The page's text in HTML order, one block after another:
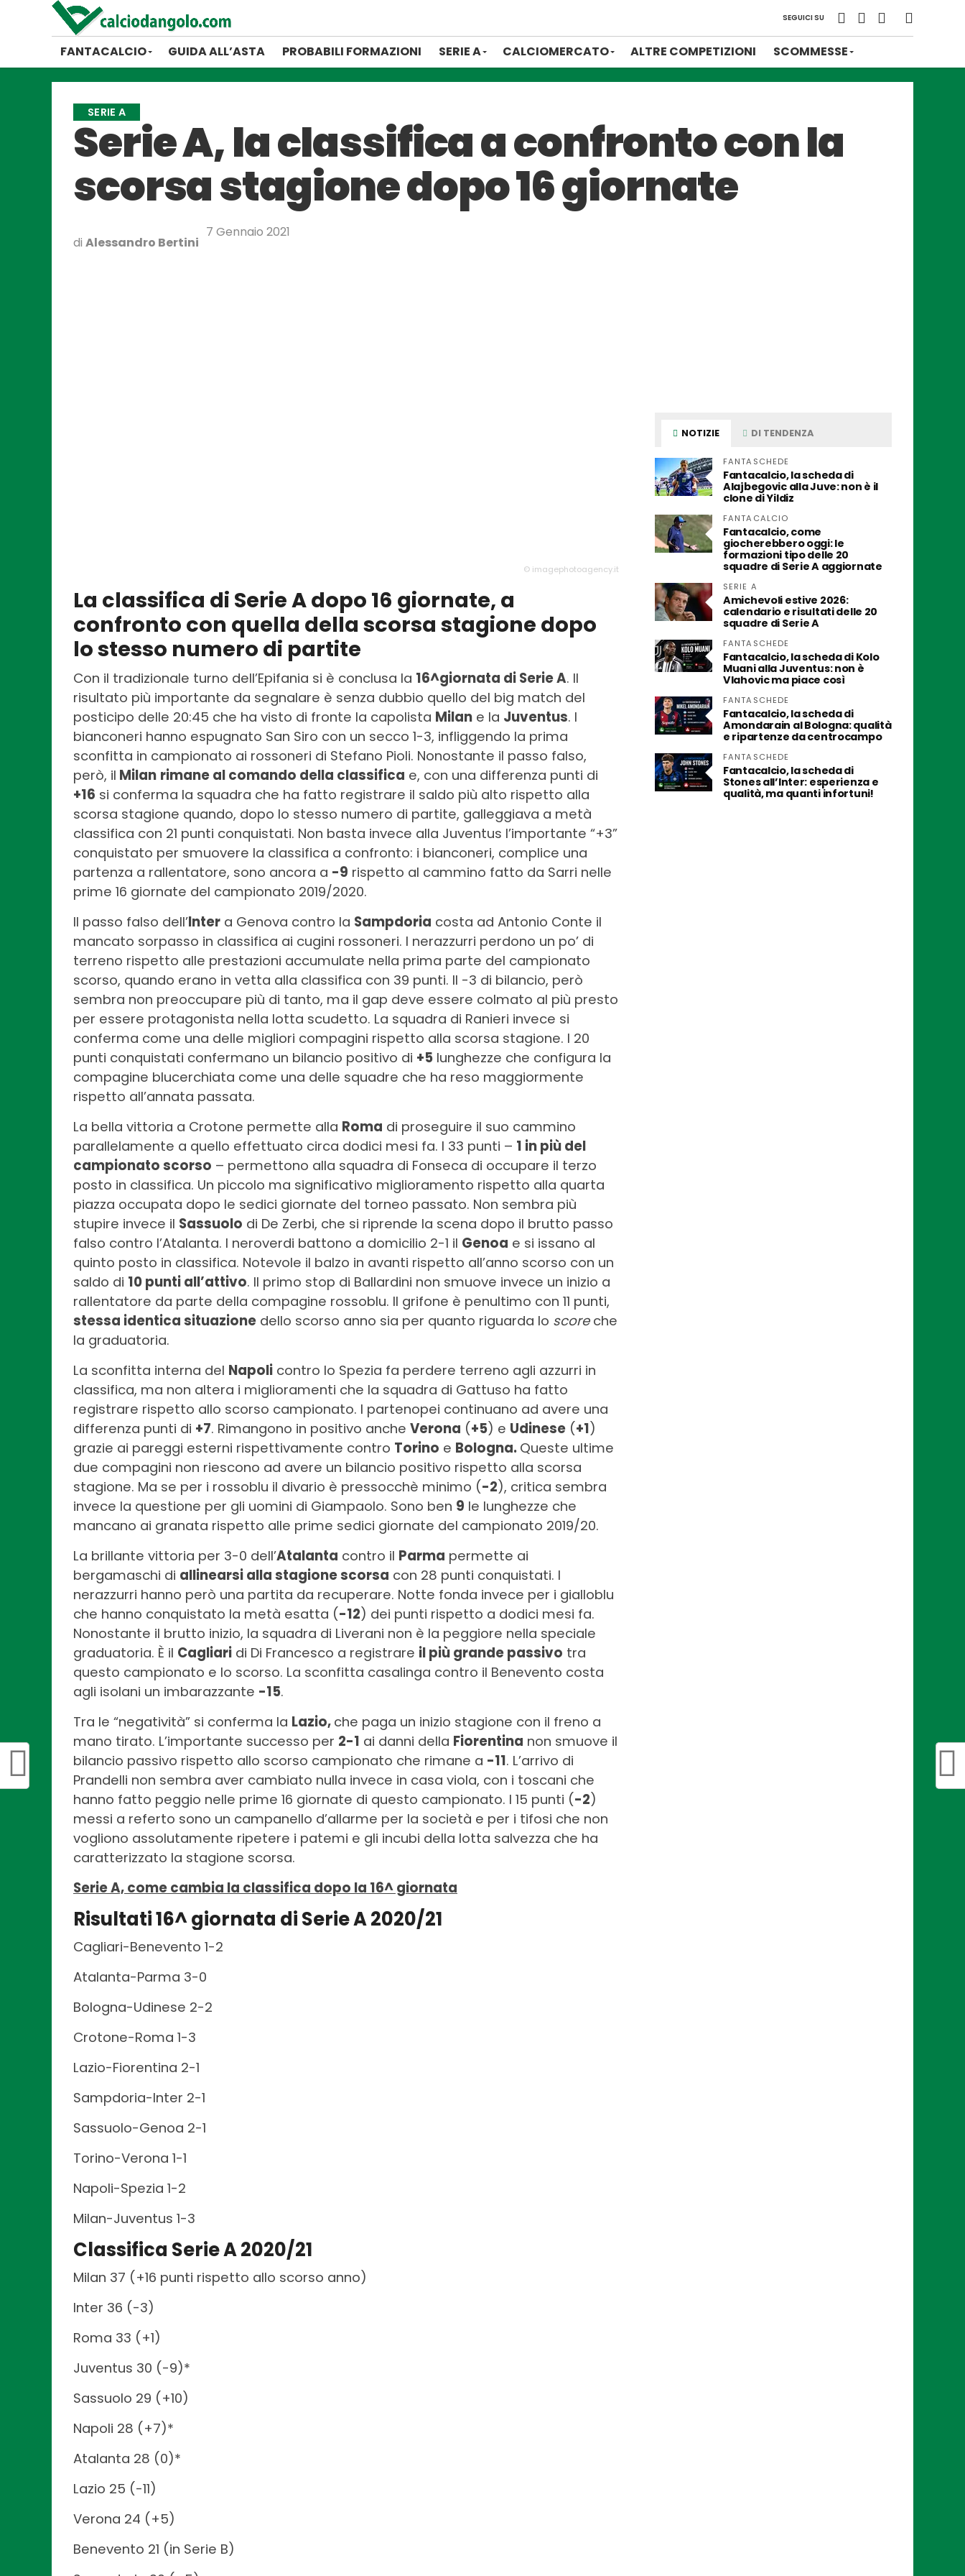
SEGUICI SU
FANTACALCIO GUIDA ALL’ASTA PROBABILI FORMAZIONI SERIE A CALCIOMERCATO ALTRE COMPETIZIONI SCOMMESSE
SERIE A
Serie A, la classifica a confronto con la
scorsa stagione dopo 16 giornate
di Alessandro Bertini
7 Gennaio 2021
© imagephotoagency.it
La classifica di Serie A dopo 16 giornate, a
confronto con quella della scorsa stagione dopo
lo stesso numero di partite
Con il tradizionale turno dell’Epifania si è conclusa la 16^giornata di Serie A. Il
risultato più importante da segnalare è senza dubbio quello del big match del
posticipo delle 20:45 che ha visto di fronte la capolista Milan e la Juventus. I
bianconeri hanno espugnato San Siro con un secco 1-3, infliggendo la prima
sconfitta in campionato ai rossoneri di Stefano Pioli. Nonostante il passo falso,
però, il Milan rimane al comando della classifica e, con una differenza punti di
+16 si conferma la squadra che ha fatto registrare il saldo più alto rispetto alla
scorsa stagione quando, dopo lo stesso numero di partite, galleggiava a metà
classifica con 21 punti conquistati. Non basta invece alla Juventus l’importante “+3”
conquistato per smuovere la classifica a confronto: i bianconeri, complice una
partenza a rallentatore, sono ancora a -9 rispetto al cammino fatto da Sarri nelle
prime 16 giornate del campionato 2019/2020.
Il passo falso dell’Inter a Genova contro la Sampdoria costa ad Antonio Conte il
mancato sorpasso in classifica ai cugini rossoneri. I nerazzurri perdono un po’ di
terreno rispetto alle prestazioni accumulate nella prima parte del campionato
scorso, quando erano in vetta alla classifica con 39 punti. Il -3 di bilancio, però
sembra non preoccupare più di tanto, ma il gap deve essere colmato al più presto
per essere protagonista nella lotta scudetto. La squadra di Ranieri invece si
conferma come una delle migliori compagini rispetto alla scorsa stagione. I 20
punti conquistati confermano un bilancio positivo di +5 lunghezze che configura la
compagine blucerchiata come una delle squadre che ha reso maggiormente
rispetto all’annata passata.
La bella vittoria a Crotone permette alla Roma di proseguire il suo cammino
parallelamente a quello effettuato circa dodici mesi fa. I 33 punti – 1 in più del
campionato scorso – permettono alla squadra di Fonseca di occupare il terzo
posto in classifica. Un piccolo ma significativo miglioramento rispetto alla quarta
piazza occupata dopo le sedici giornate del torneo passato. Non sembra più
stupire invece il Sassuolo di De Zerbi, che si riprende la scena dopo il brutto passo
falso contro l’Atalanta. I neroverdi battono a domicilio 2-1 il Genoa e si issano al
quinto posto in classifica. Notevole il balzo in avanti rispetto all’anno scorso con un
saldo di 10 punti all’attivo. Il primo stop di Ballardini non smuove invece un inizio a
rallentatore da parte della compagine rossoblu. Il grifone è penultimo con 11 punti,
stessa identica situazione dello scorso anno sia per quanto riguarda lo scoreche
la graduatoria.
La sconfitta interna del Napoli contro lo Spezia fa perdere terreno agli azzurri in
classifica, ma non altera i miglioramenti che la squadra di Gattuso ha fatto
registrare rispetto allo scorso campionato. I partenopei continuano ad avere una
differenza punti di +7. Rimangono in positivo anche Verona (+5) e Udinese (+1)
grazie ai pareggi esterni rispettivamente contro Torino e Bologna. Queste ultime
due compagini non riescono ad avere un bilancio positivo rispetto alla scorsa
stagione. Ma se per i rossoblu il divario è pressocchè minimo (-2), critica sembra
invece la questione per gli uomini di Giampaolo. Sono ben 9 le lunghezze che
mancano ai granata rispetto alle prime sedici giornate del campionato 2019/20.
La brillante vittoria per 3-0 dell’Atalanta contro il Parma permette ai
bergamaschi di allinearsi alla stagione scorsa con 28 punti conquistati. I
nerazzurri hanno però una partita da recuperare. Notte fonda invece per i gialloblu
che hanno conquistato la metà esatta (-12) dei punti rispetto a dodici mesi fa.
Nonostante il brutto inizio, la squadra di Liverani non è la peggiore nella speciale
graduatoria. È il Cagliari di Di Francesco a registrare il più grande passivo tra
questo campionato e lo scorso. La sconfitta casalinga contro il Benevento costa
agli isolani un imbarazzante -15.
Tra le “negatività” si conferma la Lazio, che paga un inizio stagione con il freno a
mano tirato. L’importante successo per 2-1 ai danni della Fiorentina non smuove il
bilancio passivo rispetto allo scorso campionato che rimane a -11. L’arrivo di
Prandelli non sembra aver cambiato nulla invece in casa viola, con i toscani che
hanno fatto peggio nelle prime 16 giornate di questo campionato. I 15 punti (-2)
messi a referto sono un campanello d’allarme per la società e per i tifosi che non
vogliono assolutamente ripetere i patemi e gli incubi della lotta salvezza che ha
caratterizzato la stagione scorsa.
Serie A, come cambia la classifica dopo la 16^ giornata
Risultati 16^ giornata di Serie A 2020/21
Cagliari-Benevento 1-2
Atalanta-Parma 3-0
Bologna-Udinese 2-2
Crotone-Roma 1-3
Lazio-Fiorentina 2-1
Sampdoria-Inter 2-1
Sassuolo-Genoa 2-1
Torino-Verona 1-1
Napoli-Spezia 1-2
Milan-Juventus 1-3
Classifica Serie A 2020/21
Milan 37 (+16 punti rispetto allo scorso anno)
Inter 36 (-3)
Roma 33 (+1)
Juventus 30 (-9)*
Sassuolo 29 (+10)
Napoli 28 (+7)*
Atalanta 28 (0)*
Lazio 25 (-11)
Verona 24 (+5)
Benevento 21 (in Serie B)
NOTIZIE DI TENDENZA
FANTASCHEDE
Fantacalcio, la scheda di
Alajbegovic alla Juve: non è il
clone di Yildiz
FANTACALCIO
Fantacalcio, come
giocherebbero oggi: le
formazioni tipo delle 20
squadre di Serie A aggiornate
SERIE A
Amichevoli estive 2026:
calendario e risultati delle 20
squadre di Serie A
FANTASCHEDE
Fantacalcio, la scheda di Kolo
Muani alla Juventus: non è
Vlahovic ma piace così
FANTASCHEDE
Fantacalcio, la scheda di
Amondarain al Bologna: qualità
e ripartenze da centrocampo
FANTASCHEDE
Fantacalcio, la scheda di
Stones all’Inter: esperienza e
qualità, ma quanti infortuni!